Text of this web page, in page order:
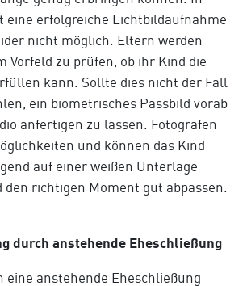
eine erfolgreiche Lichtbildaufnahme
nicht möglich. Eltern werden
Vorfeld zu prüfen, ob ihr Kind die
kann. Sollte dies nicht der Fall
ein biometrisches Passbild vorab
anfertigen zu lassen. Fotografen
und können das Kind
auf einer weißen Unterlage
richtigen Moment gut abpassen.
durch anstehende Eheschließung
eine anstehende Eheschließung